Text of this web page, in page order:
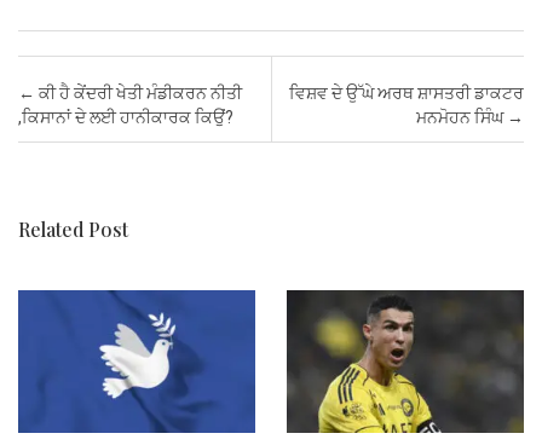
ce
b
o
tt
er
ail at
s
A
er
es
ke
dI
ail ar
e
Post navigation
← ਕੀ ਹੈ ਕੇਂਦਰੀ ਖੇਤੀ ਮੰਡੀਕਰਨ ਨੀਤੀ
,ਕਿਸਾਨਾਂ ਦੇ ਲਈ ਹਾਨੀਕਾਰਕ ਕਿਉਂ?
ਵਿਸ਼ਵ ਦੇ ਉੱਘੇ ਅਰਥ ਸ਼ਾਸਤਰੀ ਡਾਕਟਰ
ਮਨਮੋਹਨ ਸਿੰਘ →
Related Post